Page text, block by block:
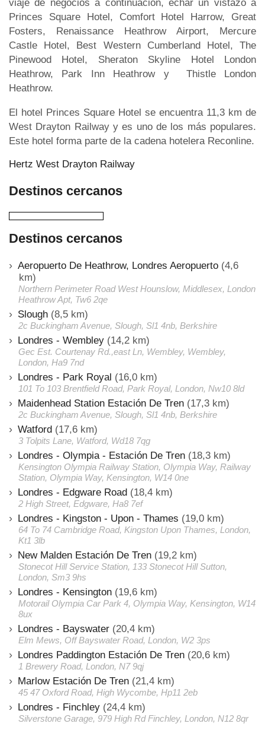
viaje de negocios a continuación, echar un vistazo a
Princes Square Hotel, Comfort Hotel Harrow, Great
Fosters, Renaissance Heathrow Airport, Mercure
Castle Hotel, Best Western Cumberland Hotel, The
Pinewood Hotel, Sheraton Skyline Hotel London
Heathrow, Park Inn Heathrow y Thistle London
Heathrow.
El hotel Princes Square Hotel se encuentra 11,3 km de
West Drayton Railway y es uno de los más populares.
Este hotel forma parte de la cadena hotelera Reconline.
Hertz West Drayton Railway
Destinos cercanos
Destinos cercanos
Aeropuerto De Heathrow, Londres Aeropuerto (4,6
km)
Northern Perimeter Road West Hounslow, Middlesex, London
Heathrow Apt, Tw6 2qe
Slough (8,5 km)
2c Buckingham Avenue, Slough, Sl1 4nb, Berkshire
Londres - Wembley (14,2 km)
Gec Est. Courtenay Rd.,east Ln, Wembley, Wembley,
London, Ha9 7nd
Londres - Park Royal (16,0 km)
101 To 103 Brentfield Road, Park Royal, London, Nw10 8ld
Maidenhead Station Estación De Tren (17,3 km)
2c Buckingham Avenue, Slough, Sl1 4nb, Berkshire
Watford (17,6 km)
3 Tolpits Lane, Watford, Wd18 7qg
Londres - Olympia - Estación De Tren (18,3 km)
Kensington Olympia Railway Station, Olympia Way, Railway
Station, Olympia Way, Kensington, W14 0ne
Londres - Edgware Road (18,4 km)
2 High Street, Edgware, Ha8 7ef
Londres - Kingston - Upon - Thames (19,0 km)
64 To 74 Cambridge Road, Kingston Upon Thames, London,
Kt1 3lb
New Malden Estación De Tren (19,2 km)
Stonecot Hill Service Station, 133 Stonecot Hill Sutton,
London, Sm3 9hs
Londres - Kensington (19,6 km)
Motorail Olympia Car Park 4, Olympia Way, Kensington, W14
8ux
Londres - Bayswater (20,4 km)
Elm Mews, Off Bayswater Road, London, W2 3ps
Londres Paddington Estación De Tren (20,6 km)
1 Brewery Road, London, N7 9qj
Marlow Estación De Tren (21,4 km)
45 47 Oxford Road, High Wycombe, Hp11 2eb
Londres - Finchley (24,4 km)
Silverstone Garage, 979 High Rd Finchley, London, N12 8qr